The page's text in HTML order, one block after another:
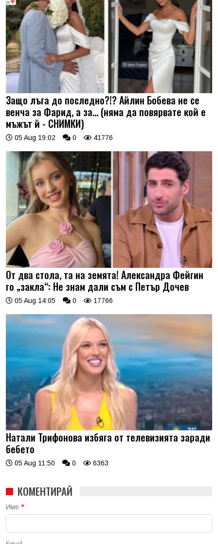
Защо лъга до последно?!? Айлин Бобева не се
венча за Фарид, а за... (няма да повярвате кой е
мъжът й - СНИМКИ)
05 Aug 19:02 0 41776
От два стола, та на земята! Александра Фейгин
го „закла“: Не знам дали съм с Петър Дочев
05 Aug 14:05 0 17766
Натали Трифонова избяга от телевизията заради
бебето
05 Aug 11:50 0 6363
КОМЕНТИРАЙ
Име *